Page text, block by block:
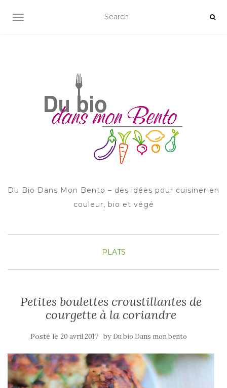
AFFICHER/MASQUER LA NAVIGATION
Du Bio Dans Mon Bento – des idées pour cuisiner en
couleur, bio et végé
PLATS
Petites boulettes croustillantes de
courgette à la coriandre
Posté le 20 avril 2017 by Du bio Dans mon bento